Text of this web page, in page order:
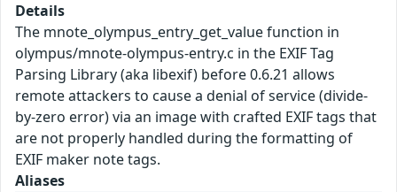
Details
The mnote_olympus_entry_get_value function in
olympus/mnote-olympus-entry.c in the EXIF Tag
Parsing Library (aka libexif) before 0.6.21 allows
remote attackers to cause a denial of service (divide-
by-zero error) via an image with crafted EXIF tags that
are not properly handled during the formatting of
EXIF maker note tags.
Aliases